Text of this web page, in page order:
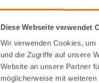
Diese Webseite verwendet
Wir verwenden Cookies,
und die Zugriffe auf unsere
Website an unsere Partner
möglicherweise mit